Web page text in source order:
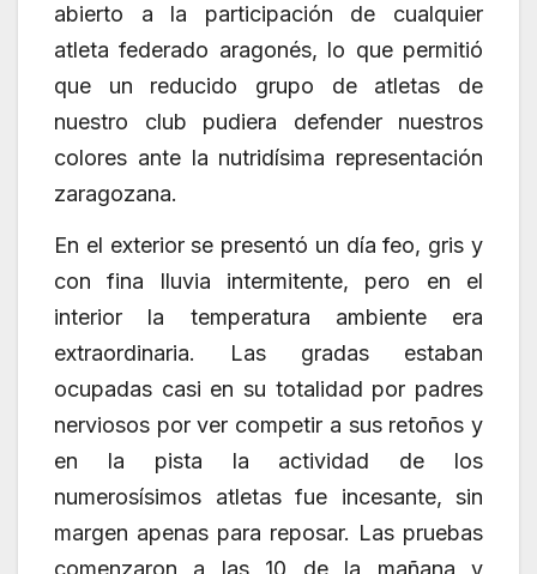
abierto a la participación de cualquier
atleta federado aragonés, lo que permitió
que un reducido grupo de atletas de
nuestro club pudiera defender nuestros
colores ante la nutridísima representación
zaragozana.
En el exterior se presentó un día feo, gris y
con fina lluvia intermitente, pero en el
interior la temperatura ambiente era
extraordinaria. Las gradas estaban
ocupadas casi en su totalidad por padres
nerviosos por ver competir a sus retoños y
en la pista la actividad de los
numerosísimos atletas fue incesante, sin
margen apenas para reposar. Las pruebas
comenzaron a las 10 de la mañana y